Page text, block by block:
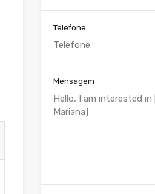
Telefone
Mensagem